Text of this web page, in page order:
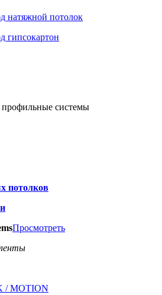
натяжной потолок
гипсокартон
системы
потолков
Просмотреть
/ MOTION